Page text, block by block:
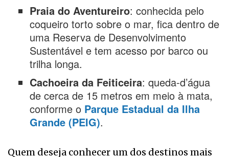
Praia do Aventureiro: conhecida pelo
coqueiro torto sobre o mar, fica dentro de
uma Reserva de Desenvolvimento
Sustentável e tem acesso por barco ou
trilha longa.
Cachoeira da Feiticeira: queda-d’água
de cerca de 15 metros em meio à mata,
conforme o Parque Estadual da Ilha
Grande (PEIG).
Quem deseja conhecer um dos destinos mais